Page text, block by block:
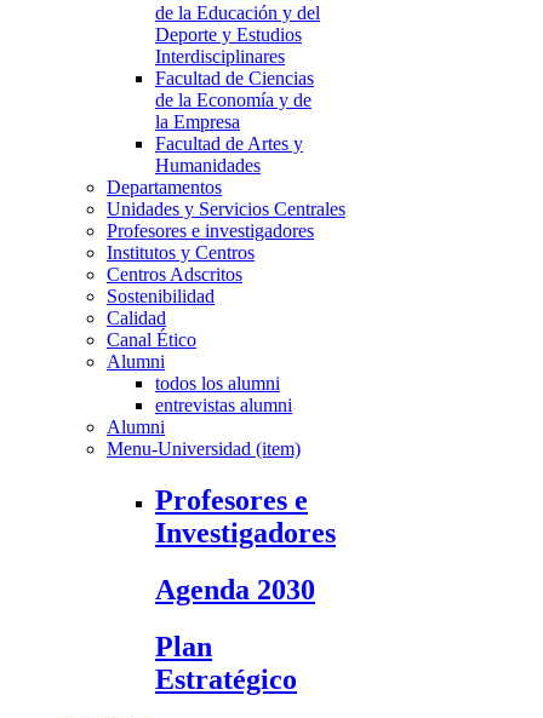
de la Educación y del
Deporte y Estudios
Interdisciplinares
Facultad de Ciencias
de la Economía y de
la Empresa
Facultad de Artes y
Humanidades
Departamentos
Unidades y Servicios Centrales
Profesores e investigadores
Institutos y Centros
Centros Adscritos
Sostenibilidad
Calidad
Canal Ético
Alumni
todos los alumni
entrevistas alumni
Alumni
Menu-Universidad (item)
Profesores e
Investigadores
Agenda 2030
Plan
Estratégico